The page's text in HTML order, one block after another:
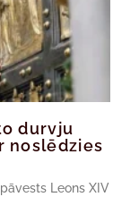
durvju
noslēdzies
Leons XIV